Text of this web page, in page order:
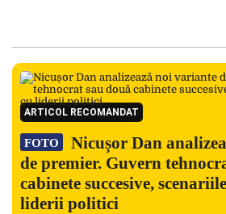
ARTICOL RECOMANDAT
FOTO
Nicușor Dan
de premier. Guvern
cabinete succesive,
liderii politici